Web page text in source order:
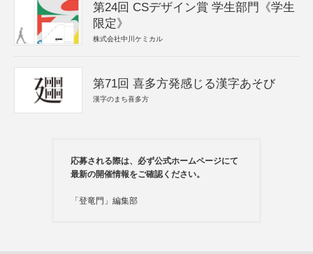
第24回 CSデザイン賞 学生部門《学生
限定》
株式会社中川ケミカル
第71回 喜多方発感じる漢字あそび
漢字のまち喜多方
応募される際は、必ず公式ホームページにて
最新の開催情報をご確認ください。
「登竜門」編集部